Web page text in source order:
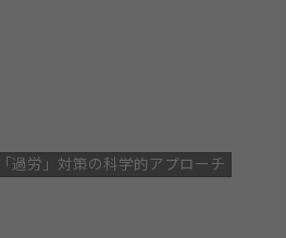
「過労」対策の科学的アプローチ